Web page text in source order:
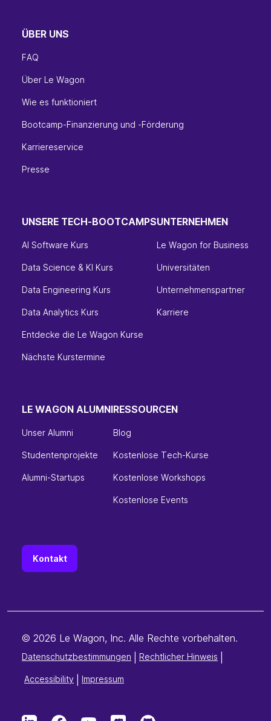
ÜBER UNS
FAQ
Über Le Wagon
Wie es funktioniert
Bootcamp-Finanzierung und -Förderung
Karriereservice
Presse
UNSERE TECH-BOOTCAMPS
AI Software Kurs
Data Science & KI Kurs
Data Engineering Kurs
Data Analytics Kurs
Entdecke die Le Wagon Kurse
Nächste Kurstermine
UNTERNEHMEN
Le Wagon for Business
Universitäten
Unternehmenspartner
Karriere
LE WAGON ALUMNI
Unser Alumni
Studentenprojekte
Alumni-Startups
RESSOURCEN
Blog
Kostenlose Tech-Kurse
Kostenlose Workshops
Kostenlose Events
Kontakt
© 2026 Le Wagon, Inc. Alle Rechte vorbehalten.
Datenschutzbestimmungen Rechtlicher Hinweis
Accessibility Impressum